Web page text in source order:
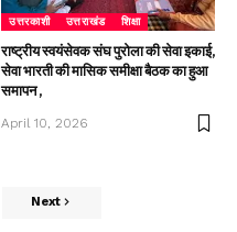
उत्तरकाशी उत्तराखंड शिक्षा
राष्ट्रीय स्वयंसेवक संघ पुरोला की सेवा इकाई,
सेवा भारती की मासिक समीक्षा बैठक का हुआ
समापन ,
April 10, 2026
Next